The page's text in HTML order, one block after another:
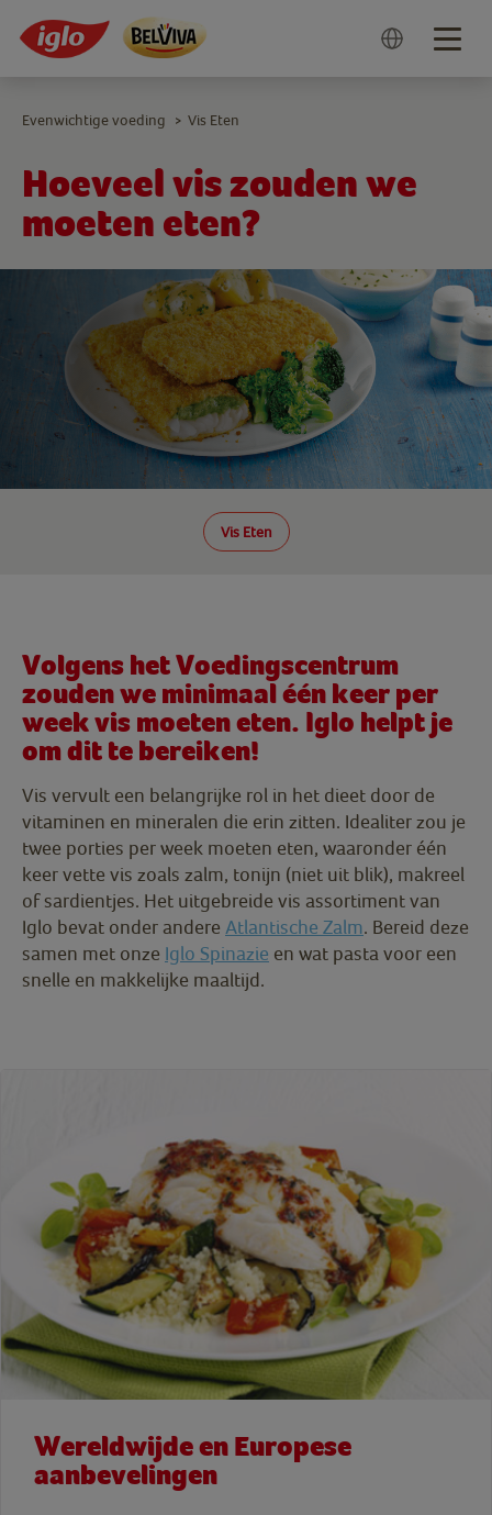
Hoeveel vis zouden we
moeten eten?
Vis Eten
Evenwichtige voeding > Vis Eten
Volgens het Voedingscentrum
zouden we minimaal één keer per
week vis moeten eten. Iglo helpt je
om dit te bereiken!
Vis vervult een belangrijke rol in het dieet door de
vitaminen en mineralen die erin zitten. Idealiter zou je
twee porties per week moeten eten, waaronder één
keer vette vis zoals zalm, tonijn (niet uit blik), makreel
of sardientjes. Het uitgebreide vis assortiment van
Iglo bevat onder andere Atlantische Zalm. Bereid deze
samen met onze Iglo Spinazie en wat pasta voor een
snelle en makkelijke maaltijd.
Wereldwijde en Europese
aanbevelingen